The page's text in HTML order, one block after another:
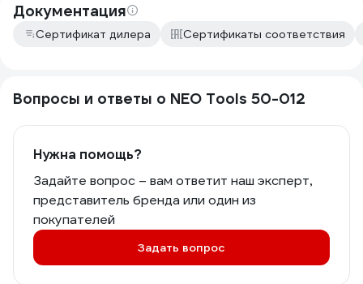
Документация
Сертификат дилера Сертификаты соответствия
Вопросы и ответы о NEO Tools 50-012
Нужна помощь?
Задайте вопрос – вам ответит наш эксперт,
представитель бренда или один из
покупателей
Задать вопрос